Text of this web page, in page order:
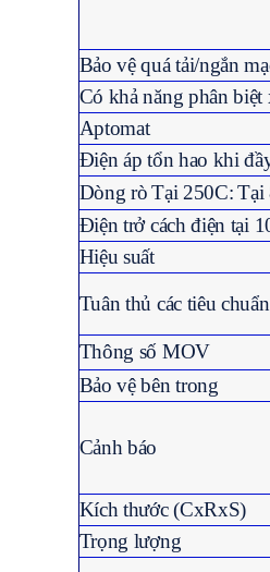
Bảo vệ quá tải/ngắn
Có khả năng phân biệt
Aptomat
Điện áp tổn hao khi
Dòng ròTại 250C:Tại
Điện trở cách điện tại
Hiệu suất
Tuân thủ các tiêu chuẩn
Thông số MOV
Bảo vệ bên trong
Cảnh báo
Kích thước (CxRxS)
Trọng lượng